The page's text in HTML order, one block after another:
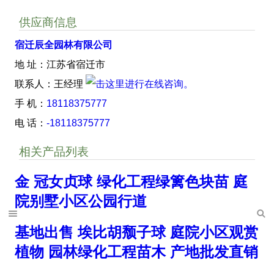
供应商信息
宿迁辰全园林有限公司
地 址：江苏省宿迁市
联系人：王经理
手 机： 18118375777
电 话： -18118375777
相关产品列表
金 冠女贞球 绿化工程绿篱色块苗 庭
院别墅小区公园行道
基地出售 埃比胡颓子球 庭院小区观赏
植物 园林绿化工程苗木 产地批发直销